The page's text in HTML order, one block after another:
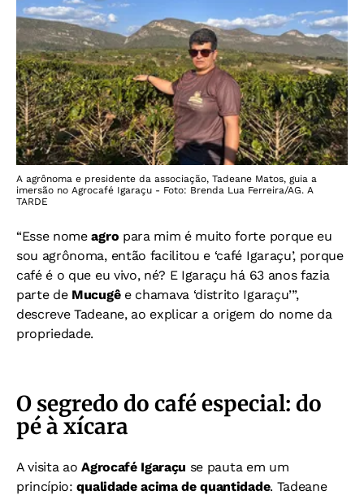
A agrônoma e presidente da associação, Tadeane Matos, guia a
imersão no Agrocafé Igaraçu - Foto: Brenda Lua Ferreira/AG. A
TARDE
“Esse nomeagro para mim é muito forte porque eu
sou agrônoma, então facilitou e ‘café Igaraçu’, porque
café é o que eu vivo, né? E Igaraçu há 63 anos fazia
parte de Mucugê e chamava ‘distrito Igaraçu’”,
descreve Tadeane, ao explicar a origem do nome da
propriedade.
O segredo do café especial: do
pé à xícara
A visita aoAgrocafé Igaraçu se pauta em um
princípio:qualidade acima de quantidade. Tadeane